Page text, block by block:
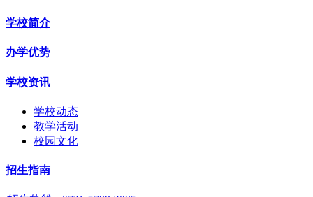
学校简介
办学优势
学校资讯
学校动态
教学活动
校园文化
招生指南